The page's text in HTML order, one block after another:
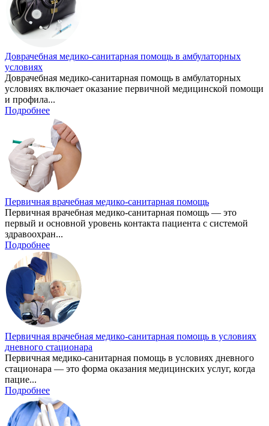
Доврачебная медико-санитарная помощь в амбулаторных
условиях
Доврачебная медико-санитарная помощь в амбулаторных
условиях включает оказание первичной медицинской помощи
и профила...
Подробнее
Первичная врачебная медико-санитарная помощь
Первичная врачебная медико-санитарная помощь — это
первый и основной уровень контакта пациента с системой
здравоохран...
Подробнее
Первичная врачебная медико-санитарная помощь в условиях
дневного стационара
Первичная медико-санитарная помощь в условиях дневного
стационара — это форма оказания медицинских услуг, когда
пацие...
Подробнее